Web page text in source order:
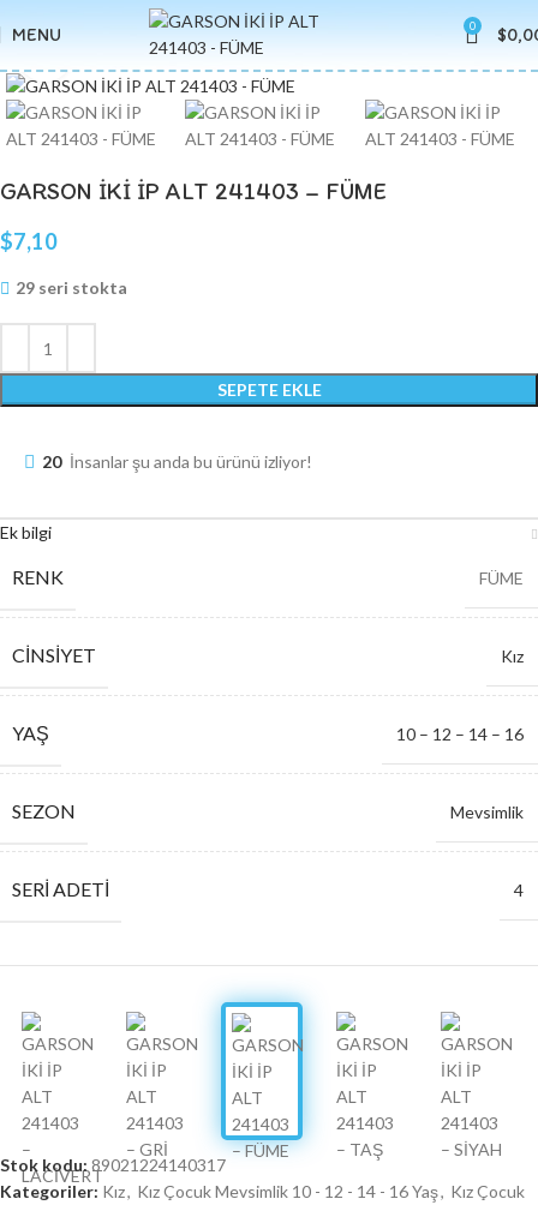
MENU 0 $
Click to enlarge
GARSON İKİ İP ALT 241403 – FÜME
$7,10
29 seri stokta
SEPETE EKLE
20 İnsanlar şu anda bu ürünü izliyor!
Ek bilgi
RENK FÜME
CINSIYET Kız
YAŞ 10 – 12 – 14 – 16
SEZON Mevsimlik
SERI ADETI 4
Stok kodu:89021224140317
Kategoriler: Kız, Kız Çocuk Mevsimlik 10 - 12 - 14 - 16 Yaş, Kız Çocuk